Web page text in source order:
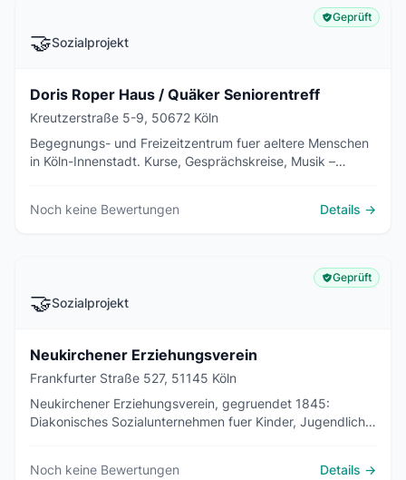
🤝Sozialprojekt
Geprüft
Doris Roper Haus / Quäker Seniorentreff
Kreutzerstraße 5-9, 50672 Köln
Begegnungs- und Freizeitzentrum fuer aeltere Menschen
in Köln-Innenstadt. Kurse, Gesprächskreise, Musik –
Noch keine Bewertungen Details →
🤝Sozialprojekt
Geprüft
Neukirchener Erziehungsverein
Frankfurter Straße 527, 51145 Köln
Neukirchener Erziehungsverein, gegruendet 1845:
Diakonisches Sozialunternehmen fuer Kinder, Jugendliche,
Noch keine Bewertungen Details →